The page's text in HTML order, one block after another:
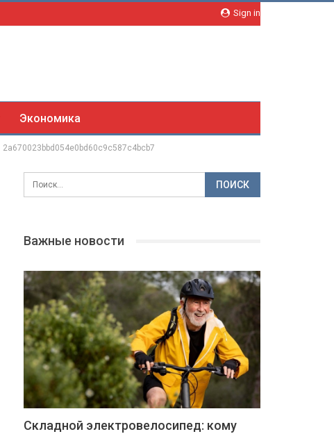
Sign in
Экономика
2a670023bbd054e0bd60c9c587c4bcb7
Важные новости
Складной электровелосипед: кому